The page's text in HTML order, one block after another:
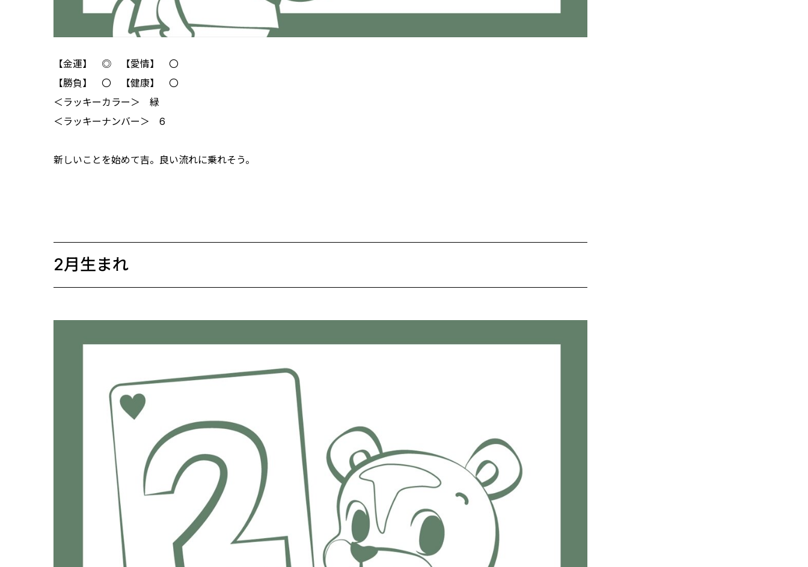
【金運】 ◎ 【愛情】 〇
【勝負】 〇 【健康】 〇
＜ラッキーカラー＞ 緑
＜ラッキーナンバー＞ 6
新しいことを始めて吉。良い流れに乗れそう。
2月生まれ